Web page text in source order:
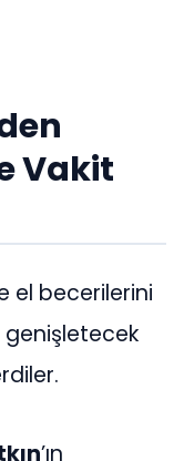
Vakit
el becerilerini
genişletecek
’ın